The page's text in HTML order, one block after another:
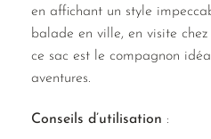
en affichant un style
balade en ville, en visite
ce sac est le compagnon
aventures.
Conseils d’utilisation :